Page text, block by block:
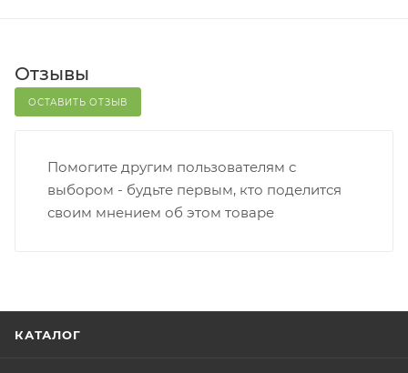
Отзывы
ОСТАВИТЬ ОТЗЫВ
Помогите другим пользователям с
выбором - будьте первым, кто поделится
своим мнением об этом товаре
КАТАЛОГ